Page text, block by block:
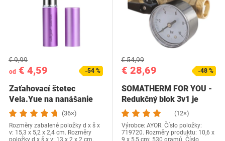
od € 4,59
€ 9,99
-54 %
Zaťahovací štetec
Vela.Yue na nanášanie
púdrov na tvár
(36×)
Rozměry zabalené položky d x š x
v: 15,3 x 5,2 x 2,4 cm. Rozměry
€ 28,69
€ 54,99
-48 %
SOMATHERM FOR YOU -
Redukčný blok 3v1 je
vybavený piestom…
(12×)
Výrobce: AYOR. Číslo položky:
719720. Rozměry produktu: 10,6 x